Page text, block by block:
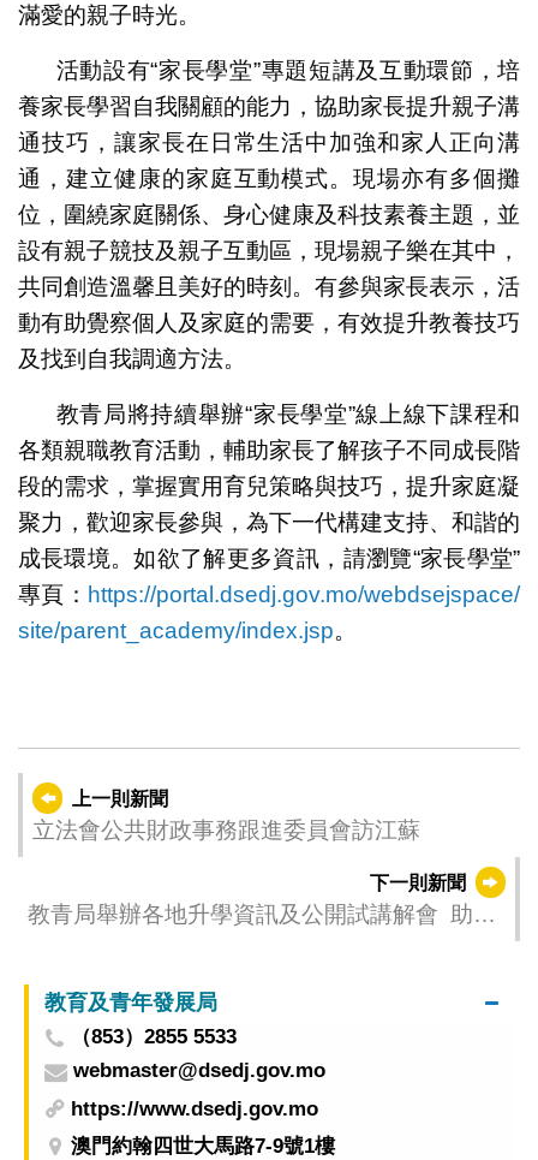
滿愛的親子時光。
活動設有“家長學堂”專題短講及互動環節，培
養家長學習自我關顧的能力，協助家長提升親子溝
通技巧，讓家長在日常生活中加強和家人正向溝
通，建立健康的家庭互動模式。現場亦有多個攤
位，圍繞家庭關係、身心健康及科技素養主題，並
設有親子競技及親子互動區，現場親子樂在其中，
共同創造溫馨且美好的時刻。有參與家長表示，活
動有助覺察個人及家庭的需要，有效提升教養技巧
及找到自我調適方法。
教青局將持續舉辦“家長學堂”線上線下課程和
各類親職教育活動，輔助家長了解孩子不同成長階
段的需求，掌握實用育兒策略與技巧，提升家庭凝
聚力，歡迎家長參與，為下一代構建支持、和諧的
成長環境。如欲了解更多資訊，請瀏覽“家長學堂”
專頁： https://portal.dsedj.gov.mo/webdsejspace/
site/parent_academy/index.jsp。
上一則新聞
立法會公共財政事務跟進委員會訪江蘇
下一則新聞
教青局舉辦各地升學資訊及公開試講解會 助學
教育及青年發展局
（853）2855 5533
webmaster@dsedj.gov.mo
https://www.dsedj.gov.mo
澳門約翰四世大馬路7-9號1樓